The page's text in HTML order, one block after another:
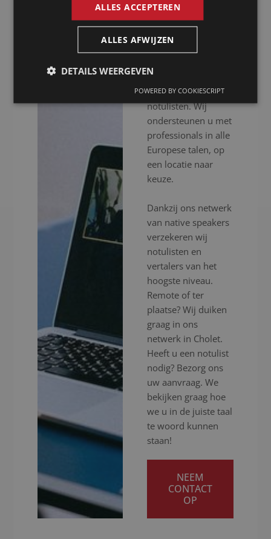
Presence is al meer
notulist in Cholet
van professionele
vertalers en
notulisten. Wij
ondersteunen u met
professionals in alle
Europese talen, op
een locatie naar
keuze.
Dankzij ons netwerk
van native speakers
verzekeren wij
notulisten en
vertalers van het
hoogste niveau.
Remote of ter
plaatse? Wij duiken
graag in ons
netwerk in Cholet.
Heeft u een notulist
nodig? Bezorg ons
uw aanvraag. We
bekijken graag hoe
we u in de juiste taal
te woord kunnen
staan!
NEEM
CONTACT
OP
ALLES ACCEPTEREN
ALLES AFWIJZEN
DETAILS WEERGEVEN
POWERED BY COOKIESCRIPT